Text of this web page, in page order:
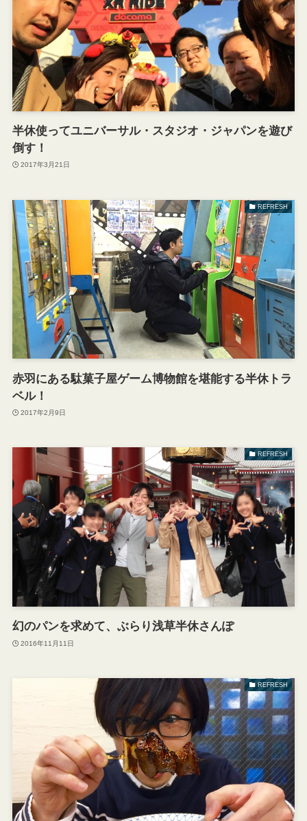
半休使ってユニバーサル・スタジオ・ジャパンを遊び
倒す！
2017年3月21日
REFRESH
赤羽にある駄菓子屋ゲーム博物館を堪能する半休トラ
ベル！
2017年2月9日
REFRESH
幻のパンを求めて、ぶらり浅草半休さんぽ
2016年11月11日
REFRESH